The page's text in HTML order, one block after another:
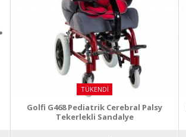
TÜKENDI
Golfi G468 Pediatrik Cerebral Palsy
Tekerlekli Sandalye